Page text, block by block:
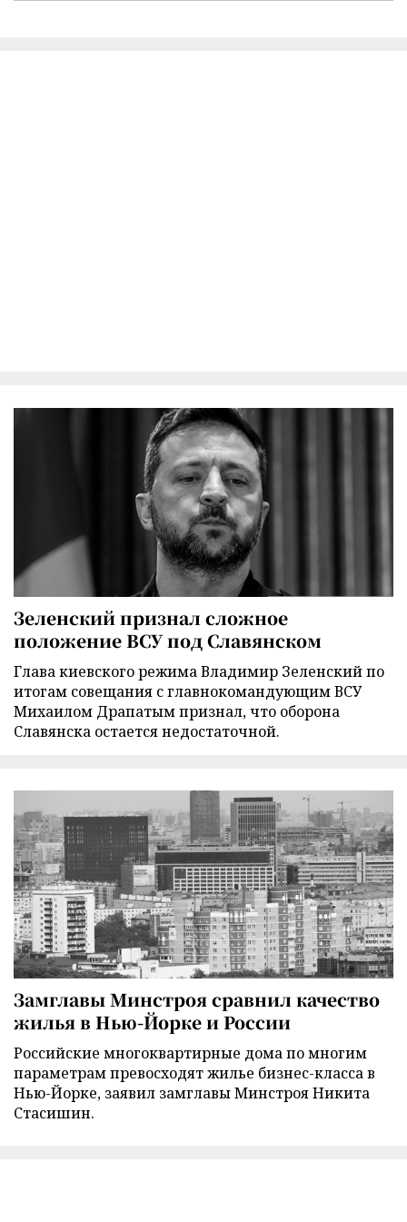
Зеленский признал сложное
положение ВСУ под Славянском
Глава киевского режима Владимир Зеленский по
итогам совещания с главнокомандующим ВСУ
Михаилом Драпатым признал, что оборона
Славянска остается недостаточной.
Замглавы Минстроя сравнил качество
жилья в Нью-Йорке и России
Российские многоквартирные дома по многим
параметрам превосходят жилье бизнес-класса в
Нью-Йорке, заявил замглавы Минстроя Никита
Стасишин.